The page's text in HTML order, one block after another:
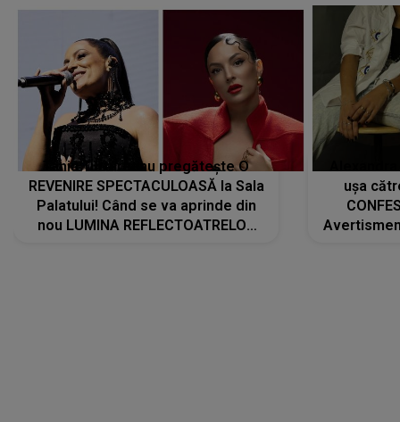
Tania Turtureanu pregătește O
REVENIRE SPECTACULOASĂ la Sala
Palatului! Când se va aprinde din
nou LUMINA REFLECTOATRELOR
ușa